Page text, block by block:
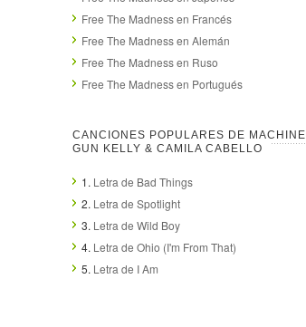
Free The Madness en Francés
Free The Madness en Alemán
Free The Madness en Ruso
Free The Madness en Portugués
CANCIONES POPULARES DE MACHINE
GUN KELLY & CAMILA CABELLO
1. Letra de Bad Things
2. Letra de Spotlight
3. Letra de Wild Boy
4. Letra de Ohio (I'm From That)
5. Letra de I Am